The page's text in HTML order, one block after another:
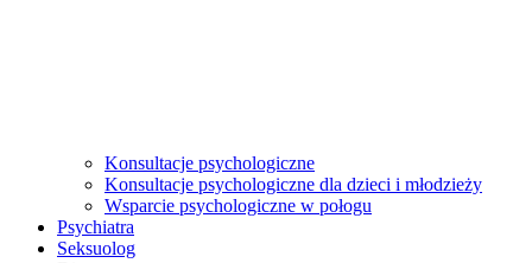
Konsultacje psychologiczne
Konsultacje psychologiczne dla dzieci i młodzieży
Wsparcie psychologiczne w połogu
Psychiatra
Seksuolog